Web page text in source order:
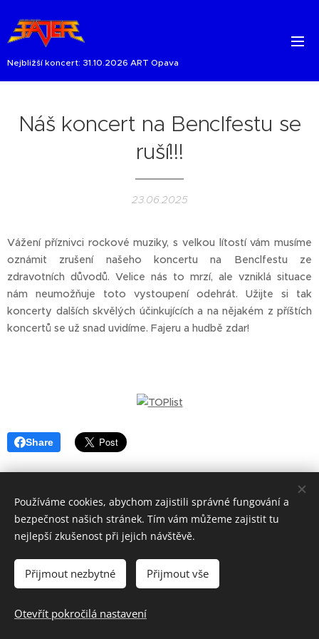
Nejbližší koncert: 31.10.2026 ART Opava
Náš koncert na Benclfestu se
ruší!!!
23.06.2025
Vážení příznivci rockové muziky, s velkou lítostí vám musíme
oznámit zrušení našeho koncertu na Benclfestu ze
zdravotních důvodů. Velice nás to mrzí, ale vzniklá situace
nám neumožňuje toto vystoupení odehrát. Užijte si tak
koncerty dalších skvělých účinkujících a na nějakém z příštích
koncertů se už snad uvidíme. Fajeru a hudbě zdar!
Share
Vytvořeno službou
Používáme cookies, abychom zajistili správné fungování a
bezpečnost našich stránek. Tím vám můžeme zajistit tu
nejlepší zkušenost při jejich návštěvě.
Přijmout nezbytné Přijmout vše
Otevřít pokročilá nastavení